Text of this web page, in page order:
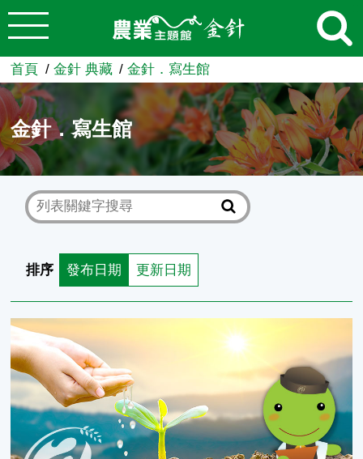
跳到主要內容
農業知識入口網
首頁 金針 典藏 金針．寫生館
金針．寫生館
排序 發布日期 更新日期
金針．許瑞月．全球華人藝術網平台